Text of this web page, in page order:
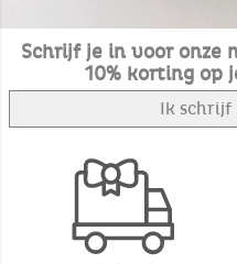
Schrijf je in voor onze
10% korting op
Ik schrijf